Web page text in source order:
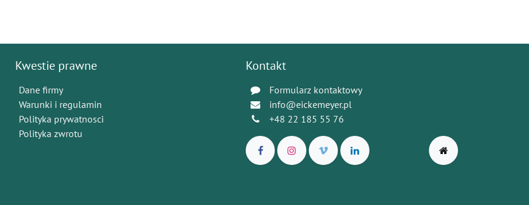
Kwestie prawne
Dane firmy
Warunki i regulamin
Polityka prywatnosci
Polityka zwrotu
Kontakt
Formularz kontaktowy
info@eickemeyer.pl
+48 22 185 55 76